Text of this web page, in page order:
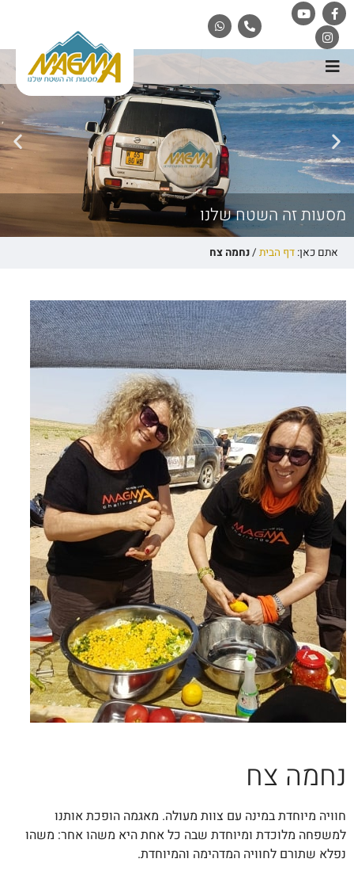
מסעות זה השטח שלנו
אתם כאן: דף הבית /נחמה צח
נחמה צח
חוויה מיוחדת במינה עם צוות מעולה. מאגמה הופכת אותנו
למשפחה מלוכדת ומיוחדת שבה כל אחת היא משהו אחר: משהו
נפלא שתורם לחוויה המדהימה והמיוחדת.